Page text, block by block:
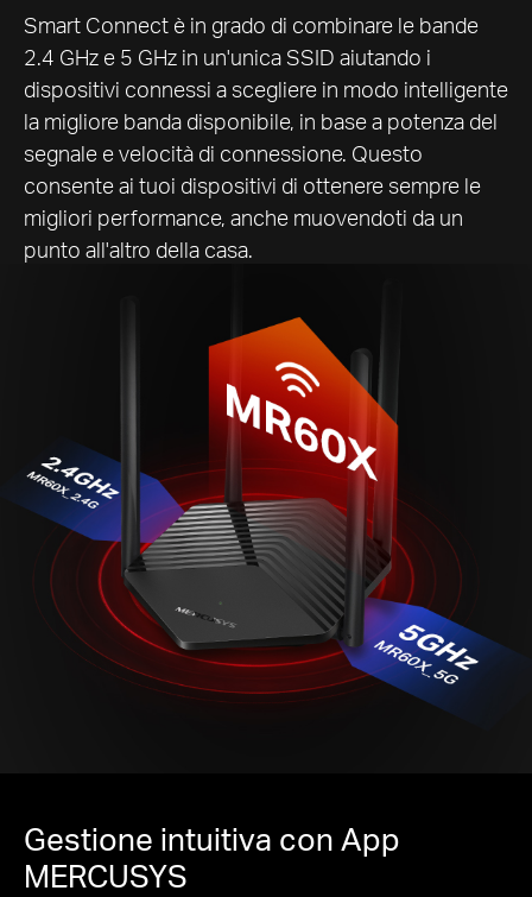
Smart Connect è in grado di combinare le bande
2.4 GHz e 5 GHz in un'unica SSID aiutando i
dispositivi connessi a scegliere in modo intelligente
la migliore banda disponibile, in base a potenza del
segnale e velocità di connessione. Questo
consente ai tuoi dispositivi di ottenere sempre le
migliori performance, anche muovendoti da un
punto all'altro della casa.
Gestione intuitiva con App
MERCUSYS